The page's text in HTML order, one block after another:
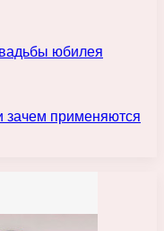
юбилея
зачем применяются